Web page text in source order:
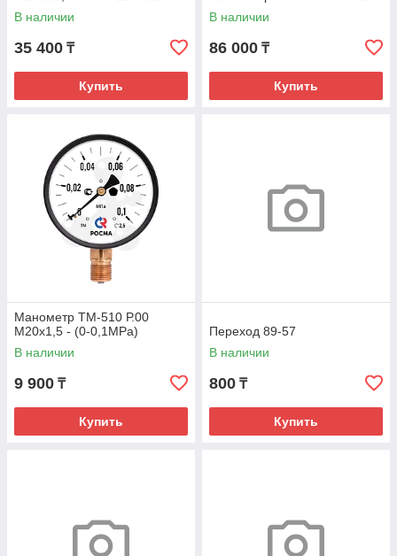
В наличии
35 400 ₸
Купить
В наличии
86 000 ₸
Купить
Манометр ТМ-510 Р.00
М20х1,5 - (0-0,1МРа)
В наличии
9 900 ₸
Купить
Переход 89-57
В наличии
800 ₸
Купить